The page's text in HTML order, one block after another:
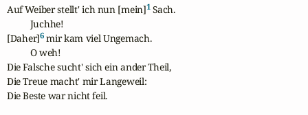
Auf Weiber stellt' ich nun [mein]1 Sach.
          Juchhe!
[Daher]6 mir kam viel Ungemach.
          O weh!
Die Falsche sucht' sich ein ander Theil,
Die Treue macht' mir Langeweil:
Die Beste war nicht feil.